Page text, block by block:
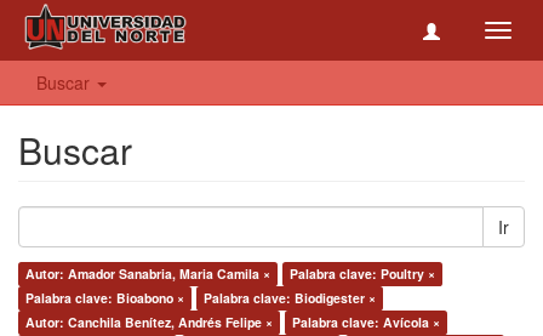
Buscar
Buscar
Ir
Autor: Amador Sanabria, Maria Camila ×
Palabra clave: Poultry ×
Palabra clave: Bioabono ×
Palabra clave: Biodigester ×
Autor: Canchila Benítez, Andrés Felipe ×
Palabra clave: Avícola ×